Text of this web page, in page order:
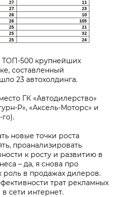
ТОП-500 крупнейших
составленный
23 автохолдинга.
ГК «Автодилерство»
Р», «Аксель-Моторс» и
новые точки роста
проанализировать
к росту и развитию в
– да, я снова про
роль в продажах дилеров.
трат рекламных
сети интернет.